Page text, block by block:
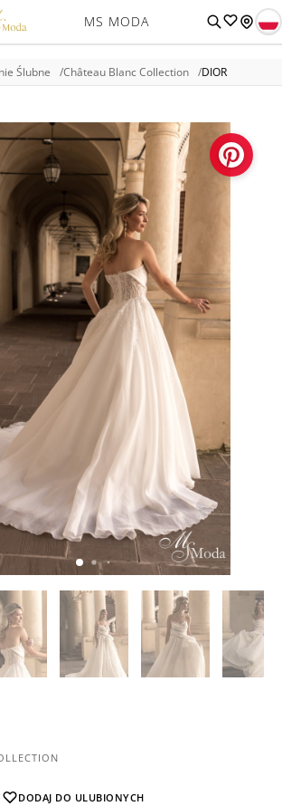
MS MODA
Ślubne Château Blanc Collection DIOR
DODAJ DO ULUBIONYCH